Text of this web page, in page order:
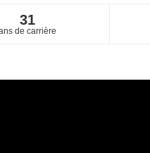
31
de carrière